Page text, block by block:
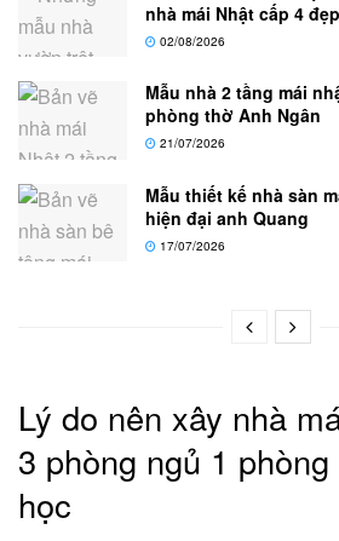
nhà mái Nhật cấp 4
02/08/2026
Mẫu nhà 2 tầng mái
phòng thờ Anh Ngân
21/07/2026
Mẫu thiết kế nhà sàn
hiện đại anh Quang
17/07/2026
Lý do nên xây nhà
3 phòng ngủ 1
học